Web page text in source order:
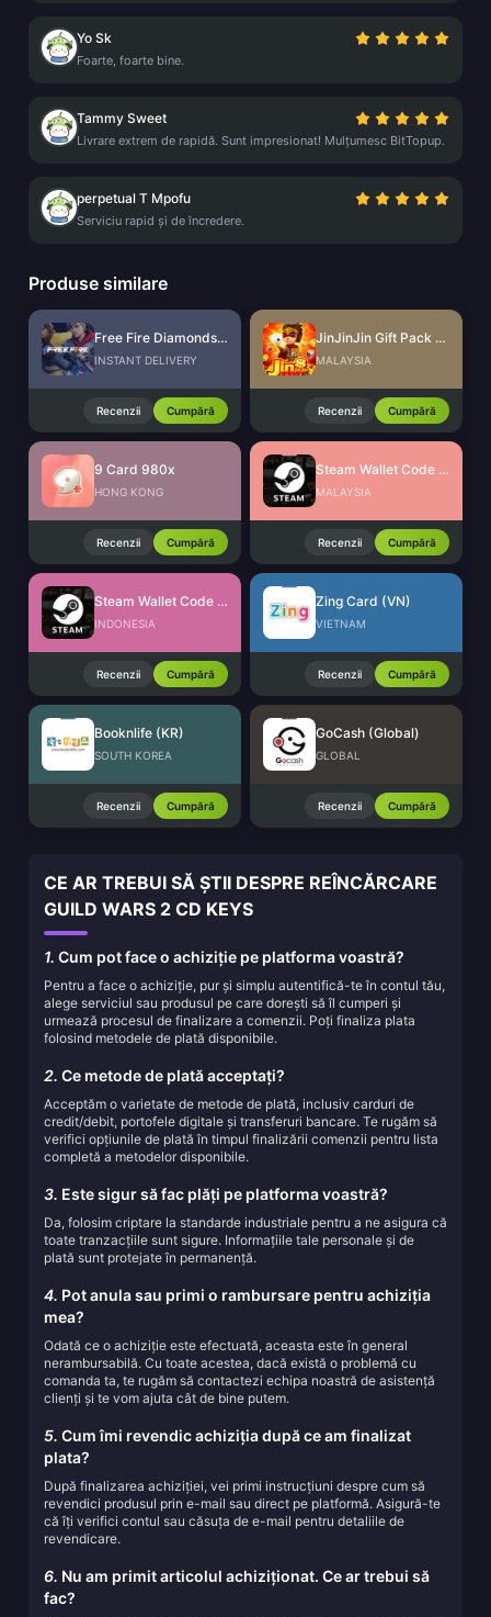
Yo Sk
Foarte, foarte bine.
Tammy Sweet
Livrare extrem de rapidă. Sunt impresionat! Mulțumesc BitTopup.
perpetual T Mpofu
Serviciu rapid și de încredere.
Produse similare
Free Fire Diamonds EU + TR
INSTANT DELIVERY
Recenzii Cumpără
JinJinJin Gift Pack Redeem Code
MALAYSIA
Recenzii Cumpără
9 Card 980x
HONG KONG
Recenzii Cumpără
Steam Wallet Code (MYR)
MALAYSIA
Recenzii Cumpără
Steam Wallet Code (IDR)
INDONESIA
Recenzii Cumpără
Zing Card (VN)
VIETNAM
Recenzii Cumpără
Booknlife (KR)
SOUTH KOREA
Recenzii Cumpără
GoCash (Global)
GLOBAL
Recenzii Cumpără
CE AR TREBUI SĂ ȘTII DESPRE REÎNCĂRCARE
GUILD WARS 2 CD KEYS
1. Cum pot face o achiziție pe platforma voastră?
Pentru a face o achiziție, pur și simplu autentifică-te în contul tău,
alege serviciul sau produsul pe care dorești să îl cumperi și
urmează procesul de finalizare a comenzii. Poți finaliza plata
folosind metodele de plată disponibile.
2. Ce metode de plată acceptați?
Acceptăm o varietate de metode de plată, inclusiv carduri de
credit/debit, portofele digitale și transferuri bancare. Te rugăm să
verifici opțiunile de plată în timpul finalizării comenzii pentru lista
completă a metodelor disponibile.
3. Este sigur să fac plăți pe platforma voastră?
Da, folosim criptare la standarde industriale pentru a ne asigura că
toate tranzacțiile sunt sigure. Informațiile tale personale și de
plată sunt protejate în permanență.
4. Pot anula sau primi o rambursare pentru achiziția
mea?
Odată ce o achiziție este efectuată, aceasta este în general
nerambursabilă. Cu toate acestea, dacă există o problemă cu
comanda ta, te rugăm să contactezi echipa noastră de asistență
clienți și te vom ajuta cât de bine putem.
5. Cum îmi revendic achiziția după ce am finalizat
plata?
După finalizarea achiziției, vei primi instrucțiuni despre cum să
revendici produsul prin e-mail sau direct pe platformă. Asigură-te
că îți verifici contul sau căsuța de e-mail pentru detaliile de
revendicare.
6. Nu am primit articolul achiziționat. Ce ar trebui să
fac?